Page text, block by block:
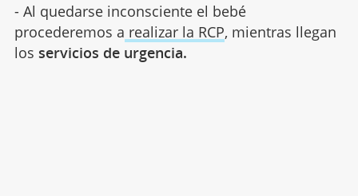
- Al quedarse inconsciente el bebé
procederemos a realizar la RCP, mientras llegan
los servicios de urgencia.